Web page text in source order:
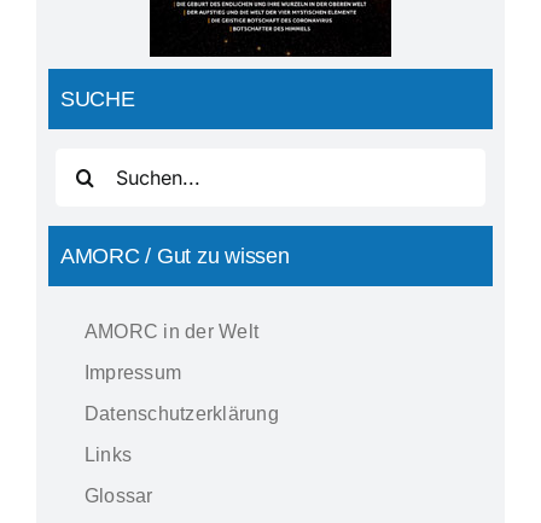
SUCHE
nach:
AMORC / Gut zu wissen
AMORC in der Welt
Impressum
Datenschutzerklärung
Links
Glossar